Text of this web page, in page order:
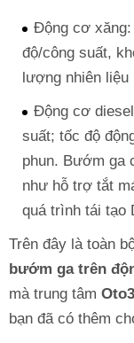
Động cơ
độ/công suất,
lượng nhiên liệu
Động cơ
suất; tốc độ
phun. Bướm ga
như hỗ trợ tắt
quá trình tái tạo
Trên đây là toàn
bướm ga trên
mà trung tâm
bạn đã có thêm